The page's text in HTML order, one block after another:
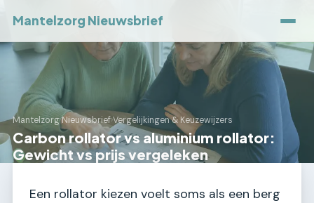
Mantelzorg Nieuwsbrief
Mantelzorg Nieuwsbrief›Vergelijkingen & Keuzewijzers
Carbon rollator vs aluminium rollator:
Gewicht vs prijs vergeleken
Een rollator kiezen voelt soms als een berg